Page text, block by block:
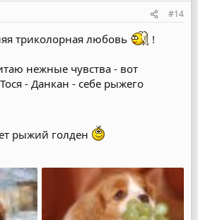
#14
триколорная любовь !
нежные чувства - вот
- Данкан - себе рыжего
рыжий голден